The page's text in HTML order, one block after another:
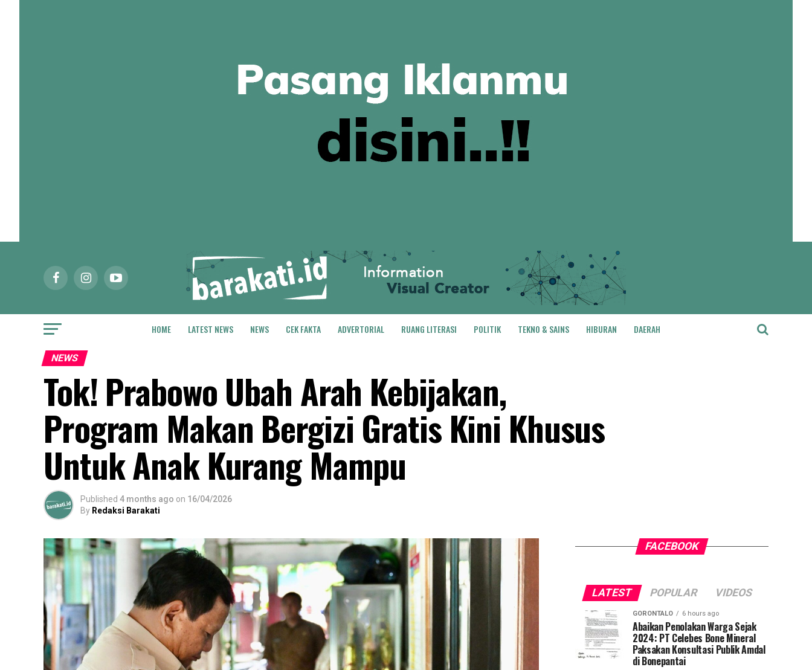
HOME LATEST NEWS NEWS CEK FAKTA ADVERTORIAL RUANG LITERASI POLITIK TEKNO & SAINS HIBURAN DAERAH
NEWS
Tok! Prabowo Ubah Arah Kebijakan,
Program Makan Bergizi Gratis Kini Khusus
Untuk Anak Kurang Mampu
Published 4 months ago on 16/04/2026
By Redaksi Barakati
FACEBOOK
LATEST POPULAR VIDEOS
GORONTALO 6 hours ago
Abaikan Penolakan Warga Sejak
2024: PT Celebes Bone Mineral
Paksakan Konsultasi Publik Amdal
di Bonepantai